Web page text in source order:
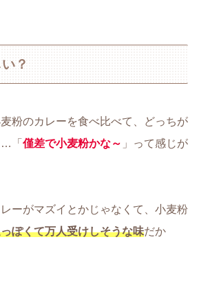
？
粉のカレーを食べ比べて、どっちが
「 僅差で小麦粉かな～ 」って感じが
ーがマズイとかじゃなくて、小麦粉
ぽくて万人受けしそうな味だか